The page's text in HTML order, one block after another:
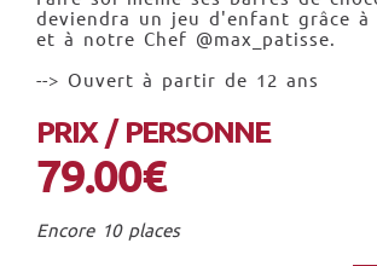
deviendra un jeu d'enfant grâce
et à notre Chef @max_patisse.
--> Ouvert à partir de 12 ans
PRIX / PERSONNE
79.00€
Encore 10 places